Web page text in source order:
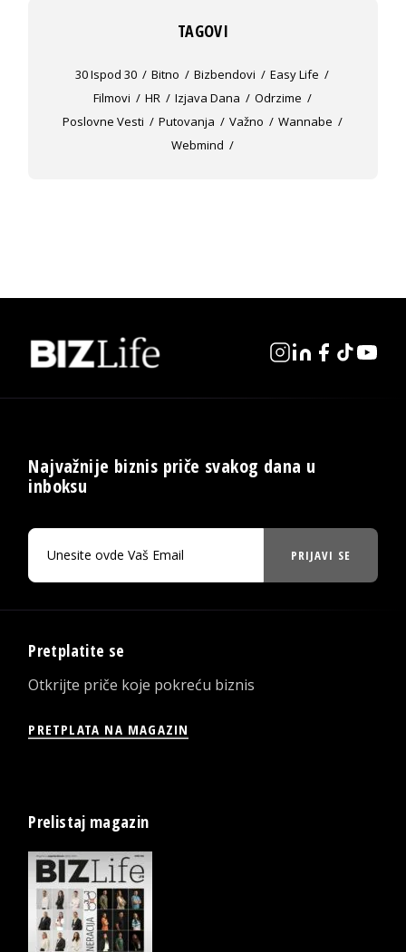
TAGOVI
30 Ispod 30 Bitno Bizbendovi
Easy Life
Filmovi
HR Izjava Dana
Odrzime
Poslovne Vesti
Putovanja Važno
Wannabe
Webmind
Najvažnije biznis priče svakog dana u
inboksu
PRIJAVI SE
Pretplatite se
Otkrijte priče koje pokreću biznis
PRETPLATA NA MAGAZIN
Prelistaj magazin